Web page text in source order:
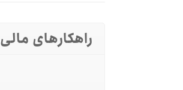
راهکارهای مالی